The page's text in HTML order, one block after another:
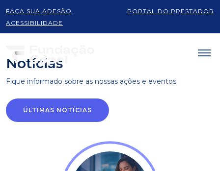
FAÇA SUA ADESÃO
PORTAL DO PRESTADOR
ACESSIBILIDADEProdutos e serviços
Notícias
Fique informado sobre as nossas ações e eventos
ÚLTIMAS NOTÍCIAS